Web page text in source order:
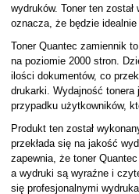
wydruków. Toner ten
oznacza, że będzie idealnie
Toner Quantec zamiennik
na poziomie 2000 stron.
ilości dokumentów, co
drukarki. Wydajność
przypadku użytkowników,
Produkt ten został
przekłada się na jakość
zapewnia, że toner
a wydruki są wyraźne i
się profesjonalnymi